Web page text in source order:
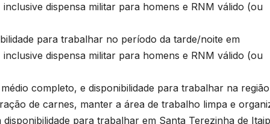
dispensa militar para homens e RNM válido (ou
para trabalhar no período da tarde/noite em
dispensa militar para homens e RNM válido (ou
completo, e disponibilidade para trabalhar na
de carnes, manter a área de trabalho limpa e
para trabalhar em Santa Terezinha de